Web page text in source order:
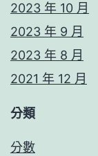
2023 年 10 月
2023 年 9 月
2023 年 8 月
2021 年 12 月
分類
分數